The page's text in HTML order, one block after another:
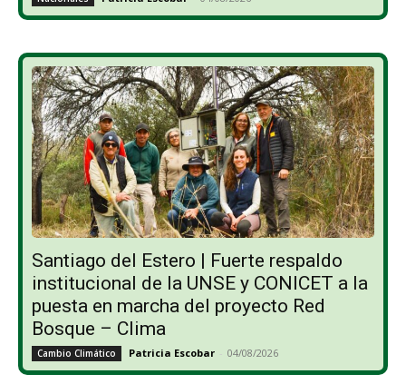
Santiago del Estero | Fuerte respaldo
institucional de la UNSE y CONICET a la
puesta en marcha del proyecto Red
Bosque – Clima
Cambio Climático Patricia Escobar - 04/08/2026